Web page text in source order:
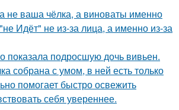
не ваша чёлка, а виноваты именно
Идёт" не из-за лица, а именно из-за
показала подросшую дочь вивьен.
собрана с умом, в ней есть только
помогает быстро освежить
себя увереннее.